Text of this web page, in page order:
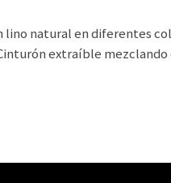
natural en diferentes
extraíble mezclando